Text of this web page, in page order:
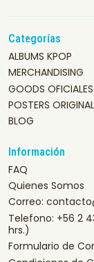
Categorías
ALBUMS KPOP
MERCHANDISING
GOODS OFICIALES
POSTERS
BLOG
Información
FAQ
Quienes Somos
Correo:
Telefono: +56 2
hrs.)
Formulario de